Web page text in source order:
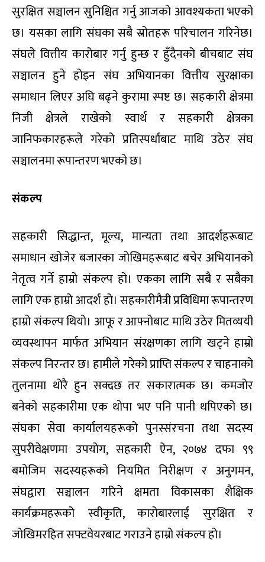
सुरक्षित सञ्चालन सुनिश्चित गर्नु आजको आवश्यकता भएको
छ। यसका लागि संघका सबै स्रोतहरू परिचालन गरिनेछ।
संघले वित्तीय कारोबार गर्नु हुन्छ र हुँदैनको बीचबाट संघ
सञ्चालन हुने होइन संघ अभियानका वित्तीय सुरक्षाका
समाधान लिएर अघि बढ्ने कुरामा स्पष्ट छ। सहकारी क्षेत्रमा
निजी क्षेत्रले राखेको स्वार्थ र सहकारी क्षेत्रका
जानिफकारहरूले गरेको प्रतिस्पर्धाबाट माथि उठेर संघ
सञ्चालनमा रूपान्तरण भएको छ।
संकल्प
सहकारी सिद्धान्त, मूल्य, मान्यता तथा आदर्शहरूबाट
समाधान खोजेर बजारका जोखिमहरूबाट बचेर अभियानको
नेतृत्व गर्ने हाम्रो संकल्प हो। एकका लागि सबै र सबैका
लागि एक हाम्रो आदर्श हो। सहकारीमैत्री प्रविधिमा रूपान्तरण
हाम्रो संकल्प थियो। आफू र आफ्नोबाट माथि उठेर मितव्ययी
व्यवस्थापन मार्फत अभियान संरक्षणका लागि खट्ने हाम्रो
संकल्प निरन्तर छ। हामीले गरेको प्राप्ति संकल्प र चाहनाको
तुलनामा थोरै हुन सक्दछ तर सकारात्मक छ। कमजोर
बनेको सहकारीमा एक थोपा भए पनि पानी थपिएको छ।
संघका सेवा कार्यालयहरूको पुनस्संरचना तथा सदस्य
सुपरीवेक्षणमा उपयोग, सहकारी ऐन, २०७४ दफा ९९
बमोजिम सदस्यहरूको नियमित निरीक्षण र अनुगमन,
संघद्वारा सञ्चालन गरिने क्षमता विकासका शैक्षिक
कार्यक्रमहरूको स्वीकृति, कारोबारलाई सुरक्षित र
जोखिमरहित सफ्टवेयरबाट गराउने हाम्रो संकल्प हो।